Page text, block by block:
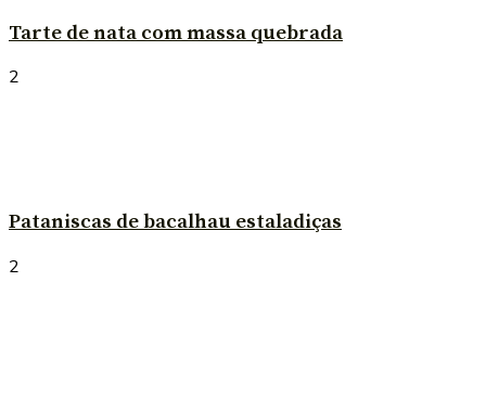
Tarte de nata com massa quebrada
2
Pataniscas de bacalhau estaladiças
2